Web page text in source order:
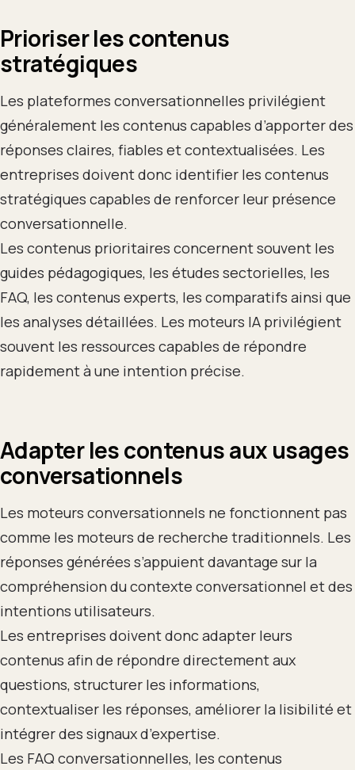
Prioriser les contenus
stratégiques
Les plateformes conversationnelles privilégient
généralement les contenus capables d’apporter des
réponses claires, fiables et contextualisées. Les
entreprises doivent donc identifier les contenus
stratégiques capables de renforcer leur présence
conversationnelle.
Les contenus prioritaires concernent souvent les
guides pédagogiques, les études sectorielles, les
FAQ, les contenus experts, les comparatifs ainsi que
les analyses détaillées. Les moteurs IA privilégient
souvent les ressources capables de répondre
rapidement à une intention précise.
Adapter les contenus aux usages
conversationnels
Les moteurs conversationnels ne fonctionnent pas
comme les moteurs de recherche traditionnels. Les
réponses générées s’appuient davantage sur la
compréhension du contexte conversationnel et des
intentions utilisateurs.
Les entreprises doivent donc adapter leurs
contenus afin de répondre directement aux
questions, structurer les informations,
contextualiser les réponses, améliorer la lisibilité et
intégrer des signaux d’expertise.
Les FAQ conversationnelles, les contenus